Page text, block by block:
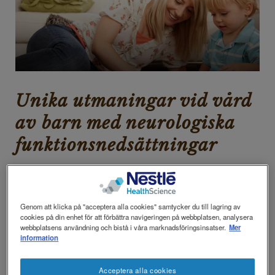
revamp
v2
Mörkt / Ljust
Unika utmaningar vid vård
av barn med neurologiska
funktionsnedsättningar
Att vårda ett barn med en neurologisk sjukdom
första symptomen genom diagnos- och
teststadierna till att hantera de olika dagliga
behandlingarna. Näring är en viktig del i
främjandet av ditt barns hälsa och välbefinnande,
Genom att klicka på "acceptera alla cookies" samtycker du till lagring av
cookies på din enhet för att förbättra navigeringen på webbplatsen, analysera
webbplatsens användning och bistå i våra marknadsföringsinsatser. Mer
information
Acceptera alla cookies